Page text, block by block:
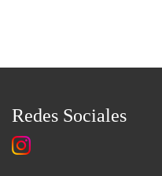
Redes Sociales